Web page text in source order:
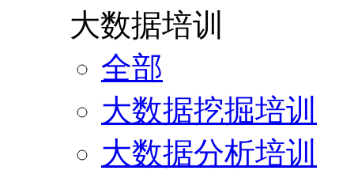
大数据培训
全部
大数据挖掘培训
大数据分析培训